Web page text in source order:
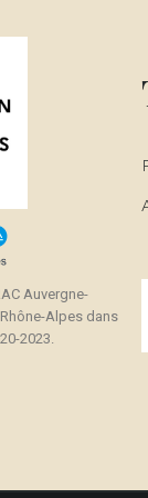
Auvergne-
Alpes dans
2023.